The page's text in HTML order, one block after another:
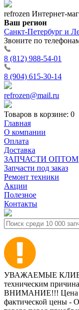
refrozen Интернет-
Ваш регион
Санкт-Петербург и
Звоните по
8 (812) 988-54-01
8 (904) 615-30-14
refrozen@mail.ru
Товаров в корзине: 0
Главная
О компании
Оплата
Доставка
ЗАПЧАСТИ ОПТОМ
Запчасти под заказ
Ремонт техники
Акции
Полезное
Контакты
УВАЖАЕМЫЕ
техническим
ВНИМАНИЕ!!! Цена на
фактической цены -